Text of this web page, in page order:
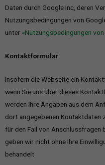
Daten durch Google Inc, deren
Nutzungsbedingungen von
unter «Nutzungsbedingungen
Kontaktformular
Insofern die Webseite ein
wenn Sie uns über dieses
werden Ihre Angaben aus dem
dort angegebenen Kontaktdaten
für den Fall von Anschlussfragen
geben wir nicht ohne Ihre
behandelt.
Alle
Essenziell (1)
für die einwandfreie Funktion
Cookie-
Externe Medien (7)
standardmäßig blockiert. Wenn
akzeptiert werden, bedarf der